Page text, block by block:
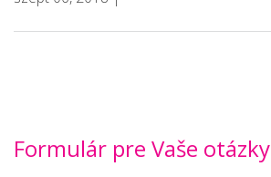
Formulár pre Vaše otázky